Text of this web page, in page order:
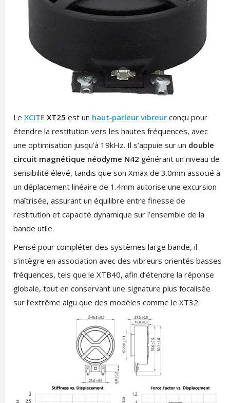
Le XCITE XT25 est un haut‑parleur vibreur conçu pour
étendre la restitution vers les hautes fréquences, avec
une optimisation jusqu’à 19kHz. Il s’appuie sur un double
circuit magnétique néodyme N42 générant un niveau de
sensibilité élevé, tandis que son Xmax de 3.0mm associé à
un déplacement linéaire de 1.4mm autorise une excursion
maîtrisée, assurant un équilibre entre finesse de
restitution et capacité dynamique sur l’ensemble de la
bande utile.
Pensé pour compléter des systèmes large bande, il
s’intègre en association avec des vibreurs orientés basses
fréquences, tels que le XTB40, afin d’étendre la réponse
globale, tout en conservant une signature plus focalisée
sur l’extrême aigu que des modèles comme le XT32.